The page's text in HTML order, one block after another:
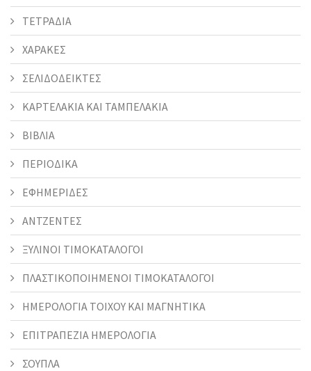
ΤΕΤΡΑΔΙΑ
ΧΑΡΑΚΕΣ
ΣΕΛΙΔΟΔΕΙΚΤΕΣ
ΚΑΡΤΕΛΑΚΙΑ ΚΑΙ ΤΑΜΠΕΛΑΚΙΑ
ΒΙΒΛΙΑ
ΠΕΡΙΟΔΙΚΑ
ΕΦΗΜΕΡΙΔΕΣ
ΑΝΤΖΕΝΤΕΣ
ΞΥΛΙΝΟΙ ΤΙΜΟΚΑΤΑΛΟΓΟΙ
ΠΛΑΣΤΙΚΟΠΟΙΗΜΕΝΟΙ ΤΙΜΟΚΑΤΑΛΟΓΟΙ
ΗΜΕΡΟΛΟΓΙΑ ΤΟΙΧΟΥ ΚΑΙ ΜΑΓΝΗΤΙΚΑ
ΕΠΙΤΡΑΠΕΖΙΑ ΗΜΕΡΟΛΟΓΙΑ
ΣΟΥΠΛΑ